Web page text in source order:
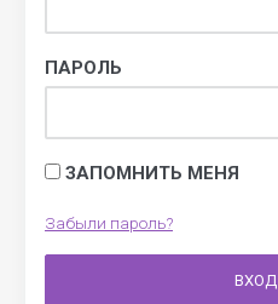
ПАРОЛЬ
ЗАПОМНИТЬ МЕНЯ
Забыли пароль?
ВХОД